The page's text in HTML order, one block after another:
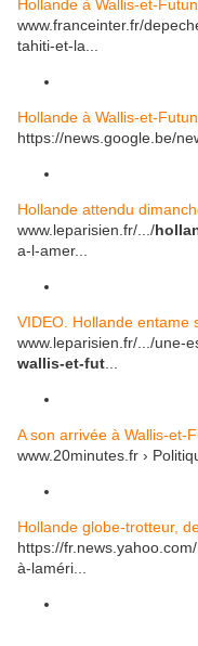
Hollande à Wallis-et-
www.franceinter.fr/
tahiti-et-la...
Hollande à Wallis-et-
https://news.google.be/
Hollande attendu
www.leparisien.fr/.../
a-l-amer...
VIDEO. Hollande entame
www.leparisien.fr/.../une-
wallis-et-fut
A son arrivée à Wallis-et-
www.20minutes.fr ›
Hollande globe-trotteur,
https://fr.news.yahoo.com/
à-laméri...